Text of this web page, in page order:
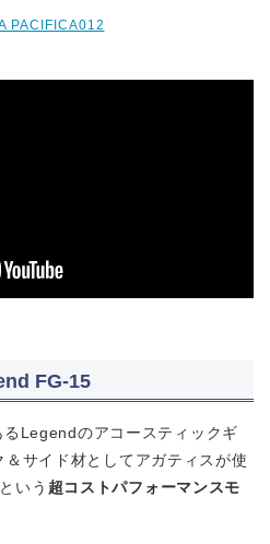
PACIFICA012
FG-15
Legendのアコースティックギ
＆サイド材としてアガティスが使
いう 超コストパフォーマンスモ